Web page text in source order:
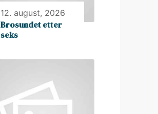
12. august, 2026
Brosundet etter
seks